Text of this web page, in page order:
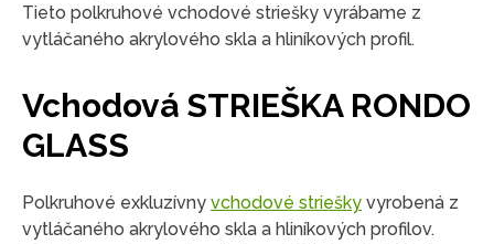
Tieto polkruhové vchodové striešky vyrábame z
vytláčaného akrylového skla a hliníkových profil.
Vchodová STRIEŠKA RONDO
GLASS
Polkruhové exkluzívny vchodové striešky vyrobená z
vytláčaného akrylového skla a hliníkových profilov.